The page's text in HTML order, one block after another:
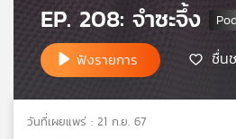
ไทย
EP. 208: จำซะจึ้ง
ฟังรายการ ชื่น
วันที่เผยแพร่ : 21 ก.ย. 67